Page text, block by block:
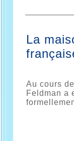
La
Au cours
Feldman a